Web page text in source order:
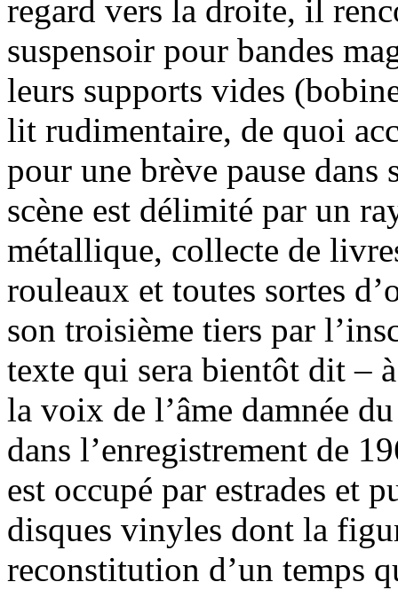
regard vers la droite, il
suspensoir pour bandes
leurs supports vides
lit rudimentaire, de quoi
pour une brève pause dans
scène est délimité par un
métallique, collecte de
rouleaux et toutes sortes
son troisième tiers par
texte qui sera bientôt dit –
la voix de l’âme damnée
dans l’enregistrement de
est occupé par estrades et
disques vinyles dont la
reconstitution d’un temps